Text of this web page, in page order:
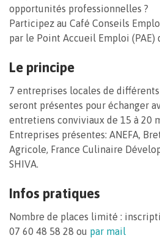
opportunités professionnelles ?
Participez au Café Conseils
par le Point Accueil Emploi (PAE)
Le principe
7 entreprises locales de
seront présentes pour échanger
entretiens conviviaux de 15 à 20
Entreprises présentes: ANEFA,
Agricole, France Culinaire
SHIVA.
Infos pratiques
Nombre de places limité :
07 60 48 58 28 ou par mail